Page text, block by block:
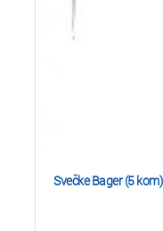
Svečke Bager (5 kom)